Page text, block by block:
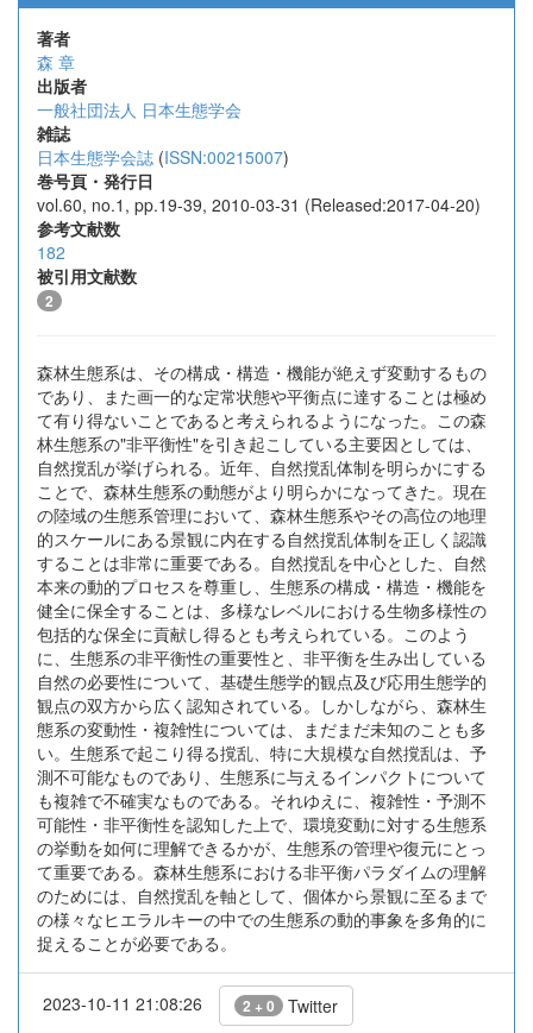
著者
森 章
出版者
一般社団法人 日本生態学会
雑誌
日本生態学会誌 (ISSN:00215007)
巻号頁・発行日
vol.60, no.1, pp.19-39, 2010-03-31 (Released:2017-04-20)
参考文献数
182
被引用文献数
2
森林生態系は、その構成・構造・機能が絶えず変動するもの
であり、また画一的な定常状態や平衡点に達することは極め
て有り得ないことであると考えられるようになった。この森
林生態系の"非平衡性"を引き起こしている主要因としては、
自然撹乱が挙げられる。近年、自然撹乱体制を明らかにする
ことで、森林生態系の動態がより明らかになってきた。現在
の陸域の生態系管理において、森林生態系やその高位の地理
的スケールにある景観に内在する自然撹乱体制を正しく認識
することは非常に重要である。自然撹乱を中心とした、自然
本来の動的プロセスを尊重し、生態系の構成・構造・機能を
健全に保全することは、多様なレベルにおける生物多様性の
包括的な保全に貢献し得るとも考えられている。このよう
に、生態系の非平衡性の重要性と、非平衡を生み出している
自然の必要性について、基礎生態学的観点及び応用生態学的
観点の双方から広く認知されている。しかしながら、森林生
態系の変動性・複雑性については、まだまだ未知のことも多
い。生態系で起こり得る撹乱、特に大規模な自然撹乱は、予
測不可能なものであり、生態系に与えるインパクトについて
も複雑で不確実なものである。それゆえに、複雑性・予測不
可能性・非平衡性を認知した上で、環境変動に対する生態系
の挙動を如何に理解できるかが、生態系の管理や復元にとっ
て重要である。森林生態系における非平衡パラダイムの理解
のためには、自然撹乱を軸として、個体から景観に至るまで
の様々なヒエラルキーの中での生態系の動的事象を多角的に
捉えることが必要である。
2023-10-11 21:08:26 2 + 0 Twitter